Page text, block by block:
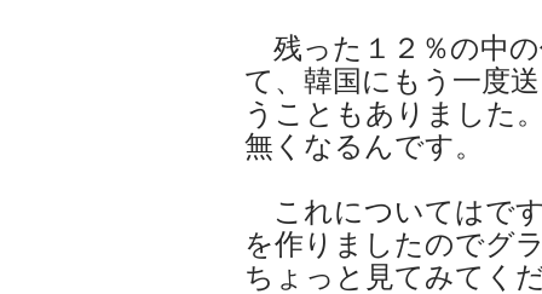
残った１２％の中
て、韓国にもう一度
うこともありました
無くなるんです。
これについてはで
を作りましたのでグ
ちょっと見てみてく